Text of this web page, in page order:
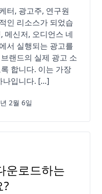
터, 광고주, 연구원
인 리소스가 되었습
메신저, 오디언스 네
서 실행되는 광고를
랜드의 실제 광고 소
합니다. 이는 가장
나입니다. […]
2월 6일
운로드하는